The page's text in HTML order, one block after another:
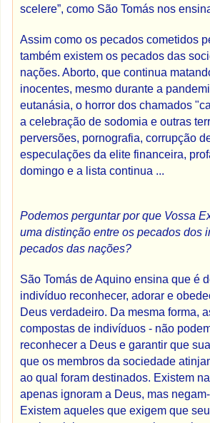
scelere”, como São Tomás nos
Assim como os pecados cometidos
também existem os pecados das
nações. Aborto, que continua
inocentes, mesmo durante a
eutanásia, o horror dos chamados
a celebração de sodomia e outras
perversões, pornografia, corrupção
especulações da elite financeira,
domingo e a lista continua ...
Podemos perguntar por que Vossa
uma distinção entre os pecados dos
pecados das nações?
São Tomás de Aquino ensina que é
indivíduo reconhecer, adorar e
Deus verdadeiro. Da mesma forma,
compostas de indivíduos - não
reconhecer a Deus e garantir que
que os membros da sociedade
ao qual foram destinados. Existem
apenas ignoram a Deus, mas
Existem aqueles que exigem que